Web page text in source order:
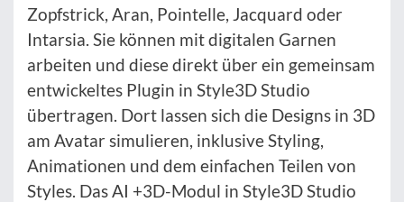
Zopfstrick, Aran, Pointelle, Jacquard oder
Intarsia. Sie können mit digitalen Garnen
arbeiten und diese direkt über ein gemeinsam
entwickeltes Plugin in Style3D Studio
übertragen. Dort lassen sich die Designs in 3D
am Avatar simulieren, inklusive Styling,
Animationen und dem einfachen Teilen von
Styles. Das AI +3D-Modul in Style3D Studio